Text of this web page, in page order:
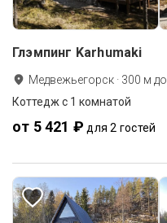
Глэмпинг Karhumaki
Медвежьегорск · 300 м до
Коттедж c 1 комнатой
от 5 421 ₽ для 2 гостей